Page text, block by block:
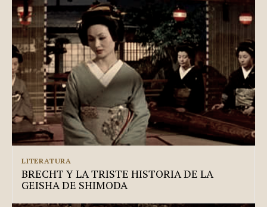
LITERATURA
BRECHT Y LA TRISTE HISTORIA DE LA
GEISHA DE SHIMODA